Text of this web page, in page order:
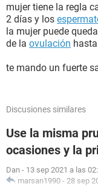
mujer tiene la regla
2 días y los
la mujer puede
de la ovulación
te mando un fuerte
Discusiones similares
Use la misma
ocasiones y la
Dan - 13 sep 2021 a las
marsan1990 - 28 sep